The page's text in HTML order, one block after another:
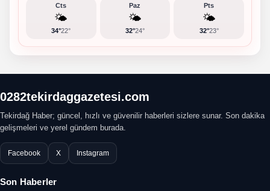
Cts
🌤️
34°22°
Paz
🌤️
32°24°
Pts
🌤️
32°23°
0282tekirdaggazetesi.com
Tekirdağ Haber; güncel, hızlı ve güvenilir haberleri sizlere sunar. Son dakika
gelişmeleri ve yerel gündem burada.
Facebook X Instagram
Son Haberler